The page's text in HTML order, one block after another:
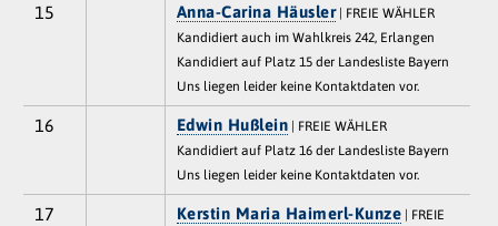
15 Anna-Carina Häusler| FREIE WÄHLER
Kandidiert auch im Wahlkreis 242, Erlangen
Kandidiert auf Platz 15 der Landesliste Bayern
Uns liegen leider keine Kontaktdaten vor.
16 Edwin Hußlein | FREIE WÄHLER
Kandidiert auf Platz 16 der Landesliste Bayern
Uns liegen leider keine Kontaktdaten vor.
17 Kerstin Maria Haimerl-Kunze | FREIE